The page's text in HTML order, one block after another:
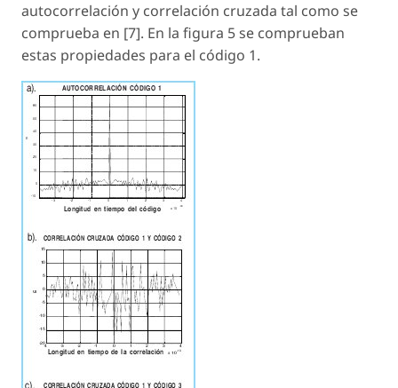
autocorrelación y correlación cruzada tal como se
comprueba en [7]. En la figura 5 se comprueban
estas propiedades para el código 1.